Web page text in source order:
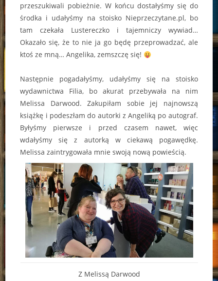
przeszukiwali pobieżnie. W końcu dostałyśmy się do
środka i udałyśmy na stoisko Nieprzeczytane.pl, bo
tam czekała Lustereczko i tajemniczy wywiad…
Okazało się, że to nie ja go będę przeprowadzać, ale
ktoś ze mną… Angelika, zemszczę się!
Następnie pogadałyśmy, udałyśmy się na stoisko
wydawnictwa Filia, bo akurat przebywała na nim
Melissa Darwood. Zakupiłam sobie jej najnowszą
książkę i podeszłam do autorki z Angeliką po autograf.
Byłyśmy pierwsze i przed czasem nawet, więc
wdałyśmy się z autorką w ciekawą pogawędkę.
Melissa zaintrygowała mnie swoją nową powieścią.
Z Melissą Darwood